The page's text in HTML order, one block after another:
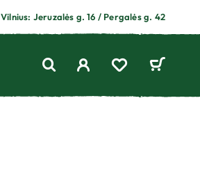
Vilnius: Jeruzalės g. 16 / Pergalės g. 42